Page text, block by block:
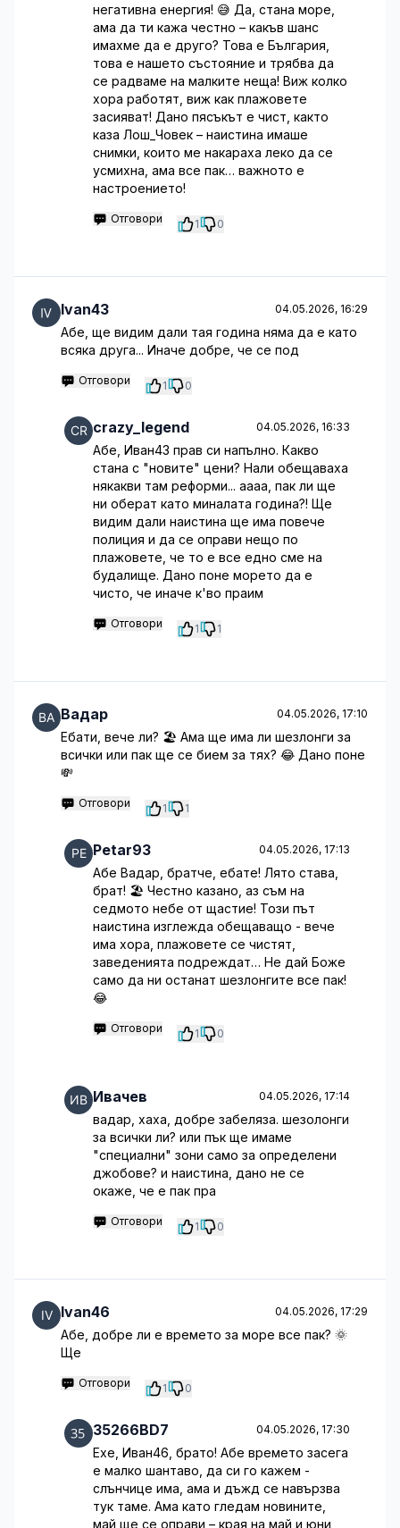
негативна енергия! 😅 Да, стана море,
ама да ти кажа честно – какъв шанс
имахме да е друго? Това е България,
това е нашето състояние и трябва да
се радваме на малките неща! Виж колко
хора работят, виж как плажовете
засияват! Дано пясъкът е чист, както
каза Лош_Човек – наистина имаше
снимки, които ме накараха леко да се
усмихна, ама все пак… важното е
настроението!
Отговори 1 0
Ivan43 04.05.2026, 16:29
Абе, ще видим дали тая година няма да е като
всяка друга... Иначе добре, че се под
Отговори 1 0
crazy_legend 04.05.2026, 16:33
Абе, Иван43 прав си напълно. Какво
стана с "новите" цени? Нали обещаваха
някакви там реформи... аааа, пак ли ще
ни оберат като миналата година?! Ще
видим дали наистина ще има повече
полиция и да се оправи нещо по
плажовете, че то е все едно сме на
будалище. Дано поне морето да е
чисто, че иначе к'во праим
Отговори 1 1
Вадар 04.05.2026, 17:10
Ебати, вече ли? 🏖️ Ама ще има ли шезлонги за
всички или пак ще се бием за тях? 😂 Дано поне
💸
Отговори 1 1
Petar93 04.05.2026, 17:13
Абе Вадар, братче, ебате! Лято става,
брат! 🏖️ Честно казано, аз съм на
седмото небе от щастие! Този път
наистина изглежда обещаващо - вече
има хора, плажовете се чистят,
заведенията подреждат… Не дай Боже
само да ни останат шезлонгите все пак!
😂
Отговори 1 0
Ивачев 04.05.2026, 17:14
вадар, хаха, добре забеляза. шезолонги
за всички ли? или пък ще имаме
"специални" зони само за определени
джобове? и наистина, дано не се
окаже, че е пак пра
Отговори 1 0
Ivan46 04.05.2026, 17:29
Абе, добре ли е времето за море все пак? 🌞
Ще
Отговори 1 0
35266BD7 04.05.2026, 17:30
Ехе, Иван46, брато! Абе времето засега
е малко шантаво, да си го кажем -
слънчице има, ама и дъжд се навързва
тук таме. Ама като гледам новините,
май ще се оправи – края на май и юни